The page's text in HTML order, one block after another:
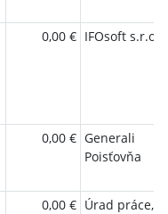
0,00 € IFOsoft s.r.o.
0,00 € Generali
Poisťovňa
0,00 € Úrad práce,